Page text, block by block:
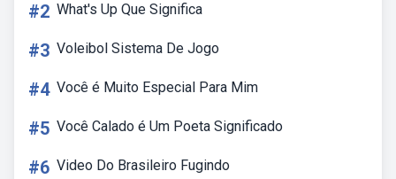
#2 What's Up Que Significa
#3 Voleibol Sistema De Jogo
#4 Você é Muito Especial Para Mim
#5 Você Calado é Um Poeta Significado
#6 Video Do Brasileiro Fugindo